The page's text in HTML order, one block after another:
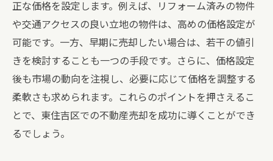
正な価格を設定します。例えば、リフォーム済みの物件
や交通アクセスの良い立地の物件は、高めの価格設定が
可能です。一方、早期に売却したい場合は、若干の値引
きを検討することも一つの手段です。さらに、価格設定
後も市場の動向を注視し、必要に応じて価格を調整する
柔軟さも求められます。これらのポイントを押さえるこ
とで、東住吉区での不動産売却を成功に導くことができ
るでしょう。